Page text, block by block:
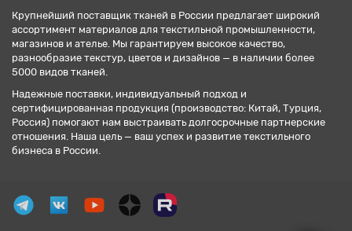
Крупнейший поставщик тканей в России предлагает широкий
ассортимент материалов для текстильной промышленности,
магазинов и ателье. Мы гарантируем высокое качество,
разнообразие текстур, цветов и дизайнов — в наличии более
5000 видов тканей.
Надежные поставки, индивидуальный подход и
сертифицированная продукция (производство: Китай, Турция,
Россия) помогают нам выстраивать долгосрочные партнерские
отношения. Наша цель — ваш успех и развитие текстильного
бизнеса в России.